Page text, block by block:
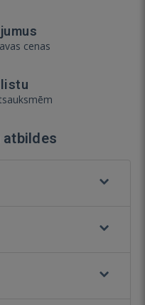
cenas
atbildes